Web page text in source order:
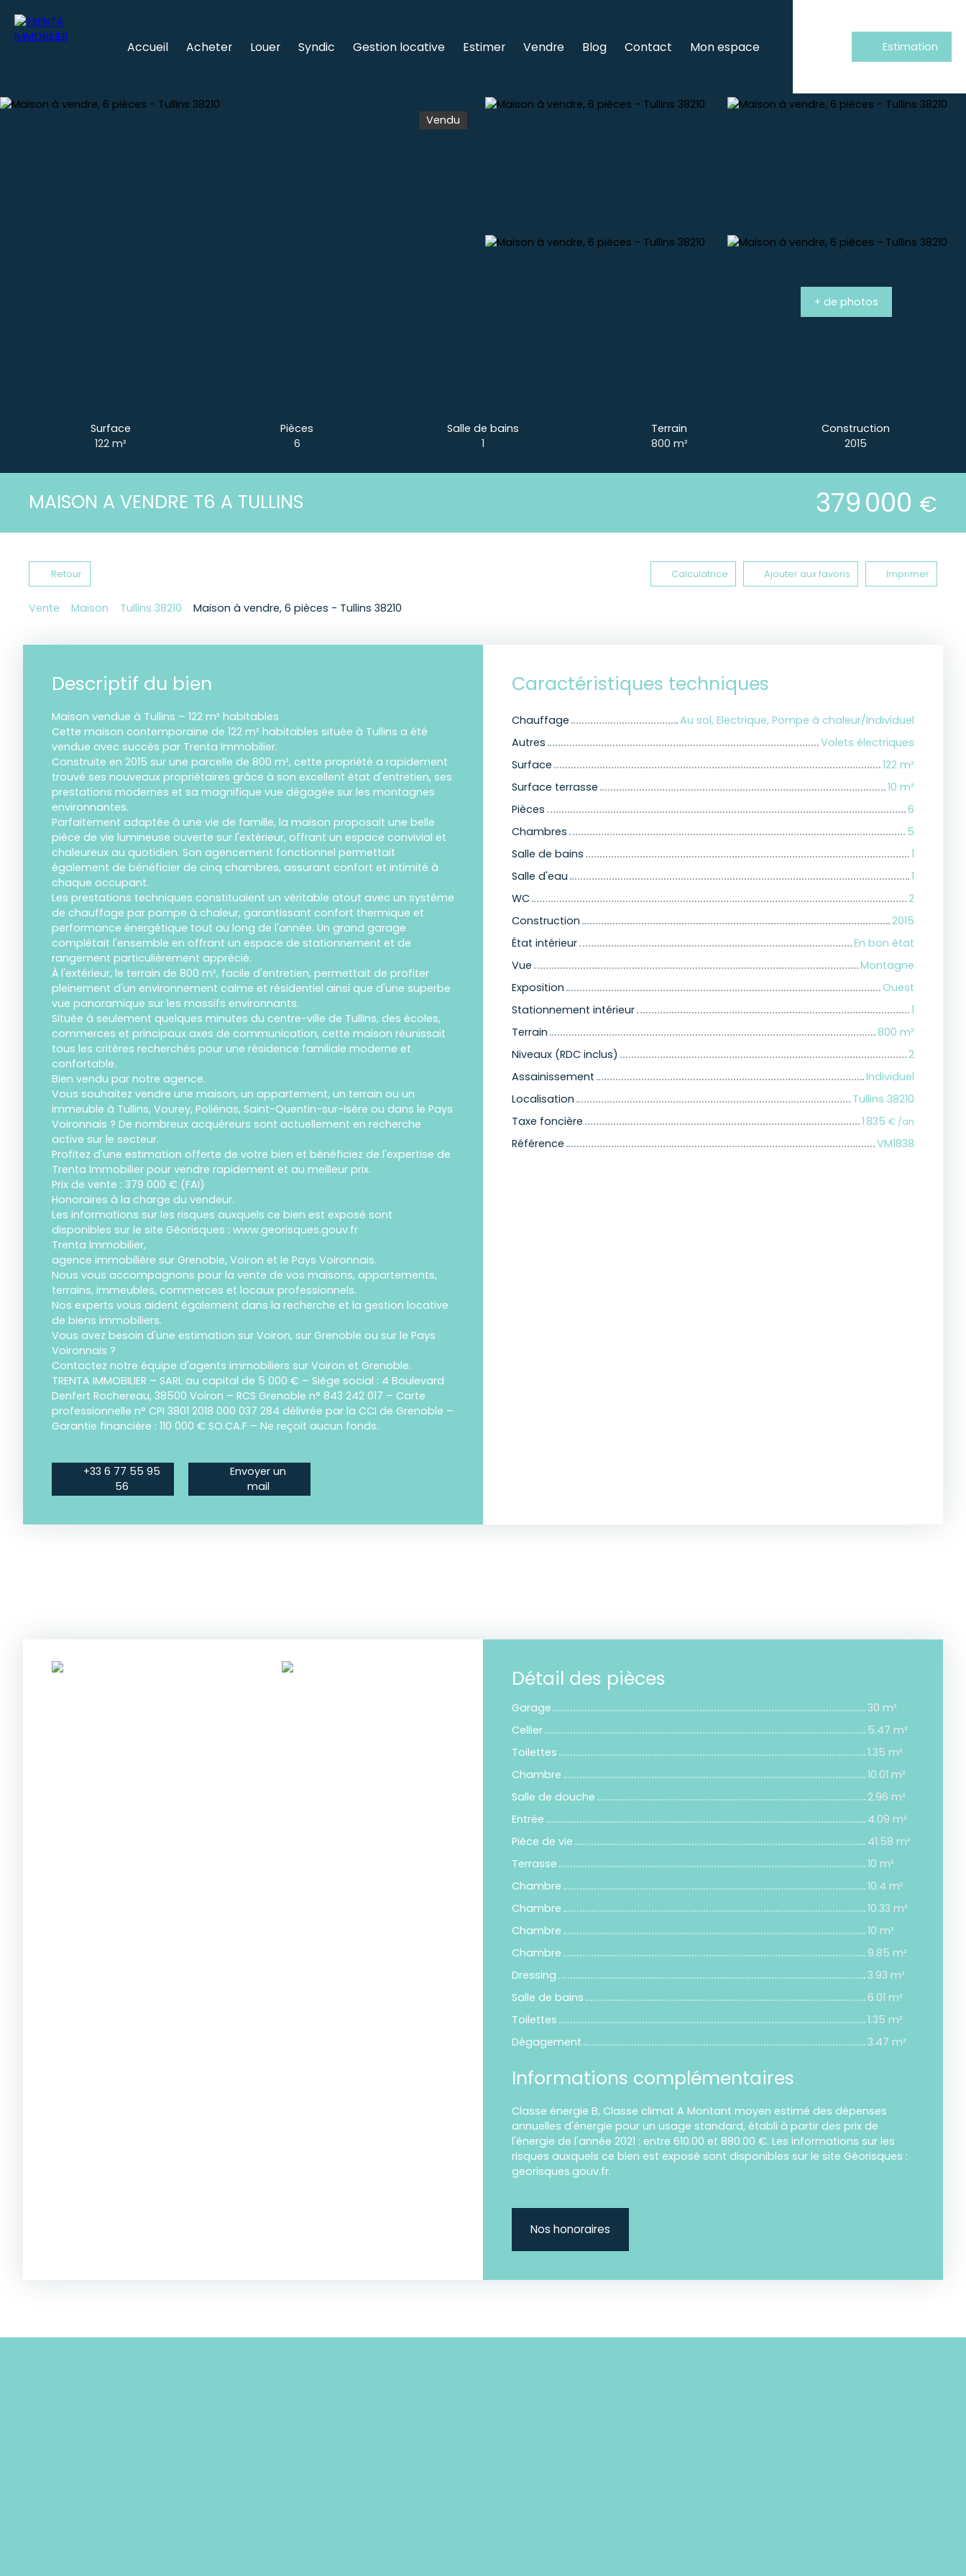
Accueil Acheter Louer Syndic Gestion locative Estimer Vendre Blog Contact Mon espace Estimation
Vendu
+ de photos
Surface
122 m²
Pièces
6
Salle de bains
1
Terrain
800 m²
Construction
2015
MAISON A VENDRE T6 A TULLINS 379 000 €
Retour Calculatrice Ajouter aux favoris Imprimer
Vente Maison Tullins 38210 Maison à vendre, 6 pièces - Tullins 38210
Descriptif du bien
Maison vendue à Tullins – 122 m² habitables
Cette maison contemporaine de 122 m² habitables située à Tullins a été
vendue avec succès par Trenta Immobilier.
Construite en 2015 sur une parcelle de 800 m², cette propriété a rapidement
trouvé ses nouveaux propriétaires grâce à son excellent état d'entretien, ses
prestations modernes et sa magnifique vue dégagée sur les montagnes
environnantes.
Parfaitement adaptée à une vie de famille, la maison proposait une belle
pièce de vie lumineuse ouverte sur l'extérieur, offrant un espace convivial et
chaleureux au quotidien. Son agencement fonctionnel permettait
également de bénéficier de cinq chambres, assurant confort et intimité à
chaque occupant.
Les prestations techniques constituaient un véritable atout avec un système
de chauffage par pompe à chaleur, garantissant confort thermique et
performance énergétique tout au long de l'année. Un grand garage
complétait l'ensemble en offrant un espace de stationnement et de
rangement particulièrement apprécié.
À l'extérieur, le terrain de 800 m², facile d'entretien, permettait de profiter
pleinement d'un environnement calme et résidentiel ainsi que d'une superbe
vue panoramique sur les massifs environnants.
Située à seulement quelques minutes du centre-ville de Tullins, des écoles,
commerces et principaux axes de communication, cette maison réunissait
tous les critères recherchés pour une résidence familiale moderne et
confortable.
Bien vendu par notre agence.
Vous souhaitez vendre une maison, un appartement, un terrain ou un
immeuble à Tullins, Vourey, Poliénas, Saint-Quentin-sur-Isère ou dans le Pays
Voironnais ? De nombreux acquéreurs sont actuellement en recherche
active sur le secteur.
Profitez d'une estimation offerte de votre bien et bénéficiez de l'expertise de
Trenta Immobilier pour vendre rapidement et au meilleur prix.
Prix de vente : 379 000 € (FAI)
Honoraires à la charge du vendeur.
Les informations sur les risques auxquels ce bien est exposé sont
disponibles sur le site Géorisques : www.georisques.gouv.fr
Trenta Immobilier,
agence immobilière sur Grenoble, Voiron et le Pays Voironnais.
Nous vous accompagnons pour la vente de vos maisons, appartements,
terrains, immeubles, commerces et locaux professionnels.
Nos experts vous aident également dans la recherche et la gestion locative
de biens immobiliers.
Vous avez besoin d'une estimation sur Voiron, sur Grenoble ou sur le Pays
Voironnais ?
Contactez notre équipe d'agents immobiliers sur Voiron et Grenoble.
TRENTA IMMOBILIER – SARL au capital de 5 000 € – Siège social : 4 Boulevard
Denfert Rochereau, 38500 Voiron – RCS Grenoble n° 843 242 017 – Carte
professionnelle n° CPI 3801 2018 000 037 284 délivrée par la CCI de Grenoble –
Garantie financière : 110 000 € SO.CA.F – Ne reçoit aucun fonds.
+33 6 77 55 95
56
Envoyer un
mail
Caractéristiques techniques
Chauffage
Au sol, Electrique, Pompe à chaleur/Individuel
Autres
Volets électriques
Surface
122 m²
Surface terrasse
10 m²
Pièces
6
Chambres
5
Salle de bains
1
Salle d'eau
1
WC
2
Construction
2015
État intérieur
En bon état
Vue
Montagne
Exposition
Ouest
Stationnement intérieur
1
Terrain
800 m²
Niveaux (RDC inclus)
2
Assainissement
Individuel
Localisation
Tullins 38210
Taxe foncière
1 835 € /an
Référence VM1838
Détail des pièces
Garage
30 m²
Cellier
5.47 m²
Toilettes
1.35 m²
Chambre
10.01 m²
Salle de douche
2.96 m²
Entrée
4.09 m²
Pièce de vie
41.58 m²
Terrasse
10 m²
Chambre
10.4 m²
Chambre
10.33 m²
Chambre
10 m²
Chambre
9.85 m²
Dressing
3.93 m²
Salle de bains
6.01 m²
Toilettes
1.35 m²
Dégagement
3.47 m²
Informations complémentaires
Classe énergie B, Classe climat A Montant moyen estimé des dépenses
annuelles d'énergie pour un usage standard, établi à partir des prix de
l'énergie de l'année 2021 : entre 610.00 et 880.00 €. Les informations sur les
risques auxquels ce bien est exposé sont disponibles sur le site Géorisques :
georisques.gouv.fr.
Nos honoraires